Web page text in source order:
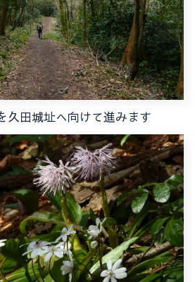
久田城址へ向けて進みます